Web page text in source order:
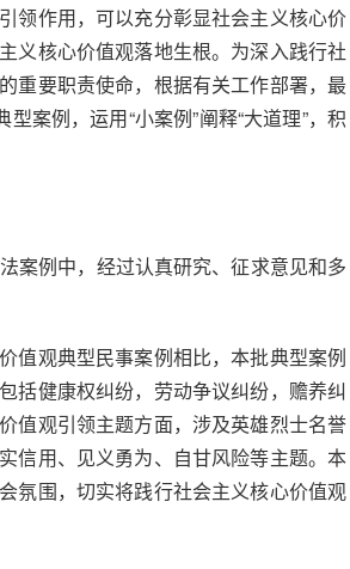
领作用，可以充分彰显社会主义核心价
义核心价值观落地生根。为深入践行社
重要职责使命，根据有关工作部署，最
案例，运用“小案例”阐释“大道理”，积
案例中，经过认真研究、征求意见和多
值观典型民事案例相比，本批典型案例
括健康权纠纷，劳动争议纠纷，赡养纠
值观引领主题方面，涉及英雄烈士名誉
信用、见义勇为、自甘风险等主题。本
氛围，切实将践行社会主义核心价值观